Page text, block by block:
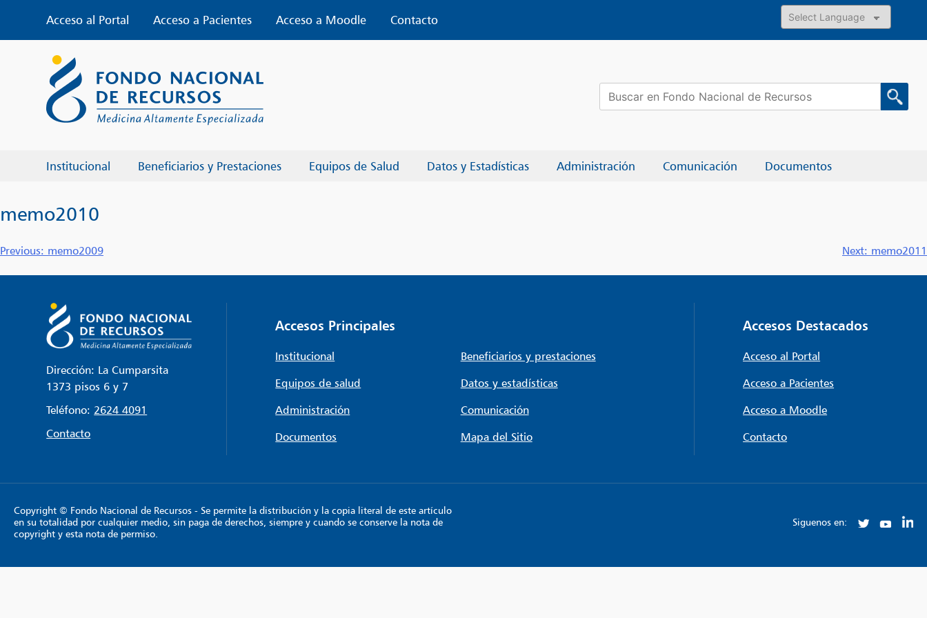
content
Acceso al Portal Acceso a Pacientes Acceso a Moodle
Contacto
Powered by
Institucional Beneficiarios y Prestaciones Equipos de Salud Datos y Estadísticas Administración Comunicación Documentos
Buscar:
memo2010
Navegación
de
entradas
Previous: memo2009 Next: memo2011
Dirección: La Cumparsita
1373 pisos 6 y 7
Teléfono: 2624 4091
Contacto
Accesos Principales
Institucional
Beneficiarios y prestaciones
Equipos de salud
Datos y estadísticas
Administración
Comunicación
Documentos
Mapa del Sitio
Accesos Destacados
Acceso al Portal
Acceso a Pacientes
Acceso a Moodle
Contacto
Copyright © Fondo Nacional de Recursos - Se permite la distribución y la copia literal de este artículo
en su totalidad por cualquier medio, sin paga de derechos, siempre y cuando se conserve la nota de
copyright y esta nota de permiso.
Siguenos en: